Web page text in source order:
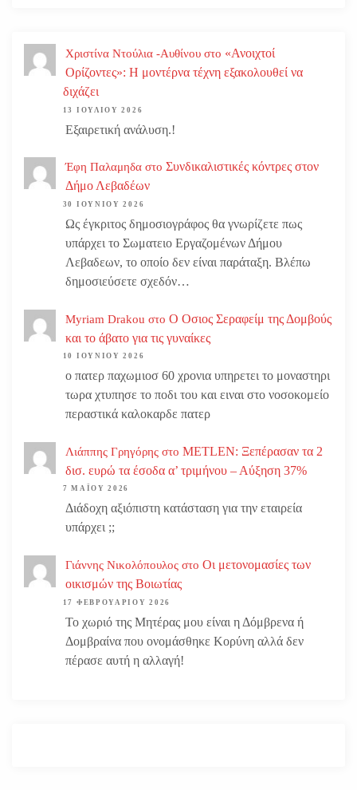
Χριστίνα Ντούλια -Αυθίνου στο «Ανοιχτοί
Ορίζοντες»: Η μοντέρνα τέχνη εξακολουθεί να
διχάζει
13 ΙΟΥΛΊΟΥ 2026
Εξαιρετική ανάλυση.!
Έφη Παλαμηδα στο Συνδικαλιστικές κόντρες στον
Δήμο Λεβαδέων
30 ΙΟΥΝΊΟΥ 2026
Ως έγκριτος δημοσιογράφος θα γνωρίζετε πως
υπάρχει το Σωματειο Εργαζομένων Δήμου
Λεβαδεων, το οποίο δεν είναι παράταξη. Βλέπω
δημοσιεύσετε σχεδόν…
Myriam Drakou στο Ο Οσιος Σεραφείμ της Δομβούς
και το άβατο για τις γυναίκες
10 ΙΟΥΝΊΟΥ 2026
ο πατερ παχωμιοσ 60 χρονια υπηρετει το μοναστηρι
τωρα χτυπησε το ποδι του και ειναι στο νοσοκομείο
περαστικά καλοκαρδε πατερ
Λιάππης Γρηγόρης στο METLEN: Ξεπέρασαν τα 2
δισ. ευρώ τα έσοδα α’ τριμήνου – Αύξηση 37%
7 ΜΑΪ́ΟΥ 2026
Διάδοχη αξιόπιστη κατάσταση για την εταιρεία
υπάρχει ;;
Γιάννης Νικολόπουλος στο Οι μετονομασίες των
οικισμών της Βοιωτίας
17 ΦΕΒΡΟΥΑΡΊΟΥ 2026
Το χωριό της Μητέρας μου είναι η Δόμβρενα ή
Δομβραίνα που ονομάσθηκε Κορύνη αλλά δεν
πέρασε αυτή η αλλαγή!